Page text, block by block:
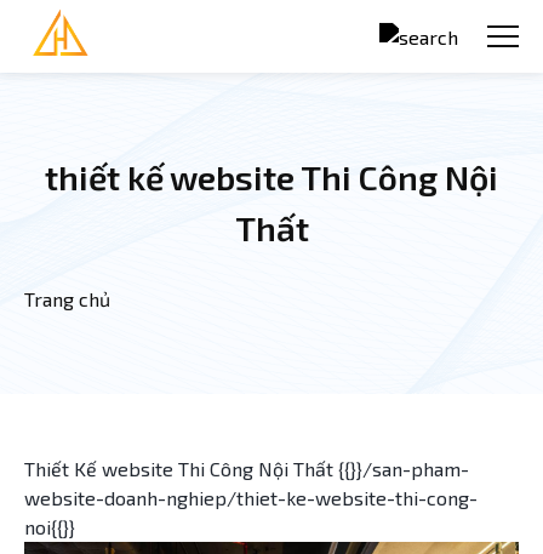
Nhảy đến nội dung
thiết kế website Thi Công Nội
Thất
Bạn đang ở đây
Trang chủ
Thiết Kế website Thi Công Nội Thất {{}}/san-pham-
website-doanh-nghiep/thiet-ke-website-thi-cong-
noi{{}}